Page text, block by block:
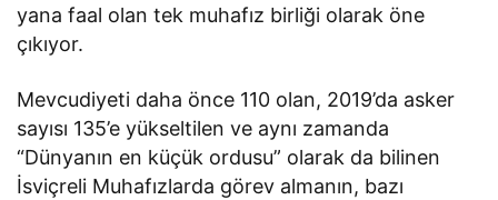
yana faal olan tek muhafız birliği olarak öne
çıkıyor.
Mevcudiyeti daha önce 110 olan, 2019’da asker
sayısı 135’e yükseltilen ve aynı zamanda
“Dünyanın en küçük ordusu” olarak da bilinen
İsviçreli Muhafızlarda görev almanın, bazı